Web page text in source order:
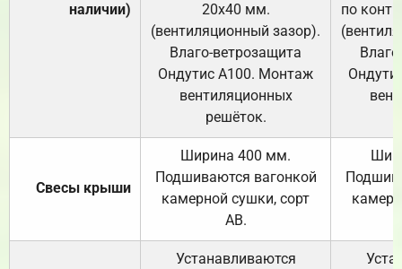
наличии)
20х40 мм.
(вентиляционный зазор).
Влаго-ветрозащита
Ондутис А100. Монтаж
вентиляционных
решёток.
по
Свесы крыши
Ширина 400 мм.
Подшиваются вагонкой
камерной сушки, сорт
АВ.
Устанавливаются